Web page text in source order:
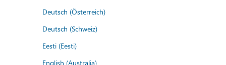
Deutsch (Österreich)
Deutsch (Schweiz)
Eesti (Eesti)
English (Australia)